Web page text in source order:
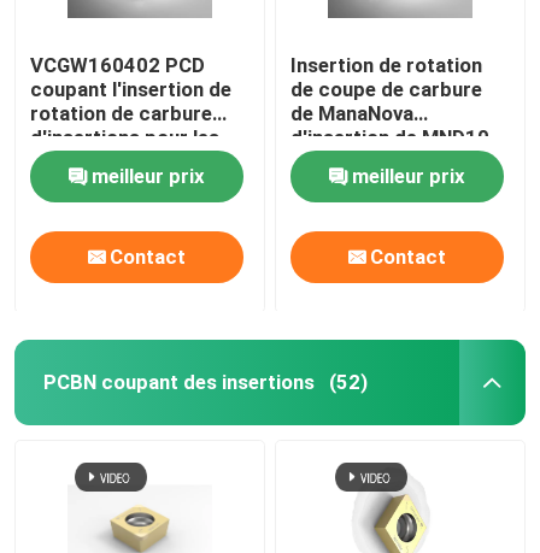
VCGW160402 PCD
coupant l'insertion de
rotation de carbure
d'insertions pour les
matériaux non ferreux
meilleur prix
Contact
Insertion de rotation
de coupe de carbure
de ManaNova
d'insertion de MND10
PCD
meilleur prix
Contact
PCBN coupant des insertions (52)